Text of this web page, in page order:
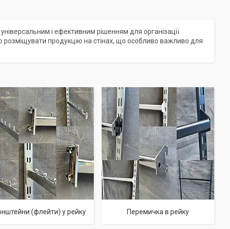
універсальним і ефективним рішенням для організації
розміщувати продукцію на стінах, що особливо важливо для
(флейти) у рейку Перемичка в рейку